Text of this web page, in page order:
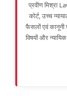
प्रवीण मिश्रा
कोर्ट, उच्च
फैसलों एवं कानूनी
विषयों और